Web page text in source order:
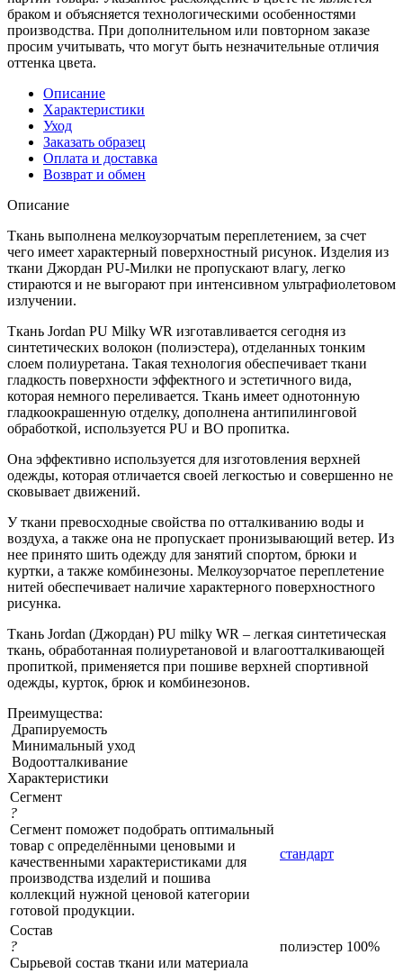
браком и объясняется технологическими особенностями
производства. При дополнительном или повторном заказе
просим учитывать, что могут быть незначительные отличия
оттенка цвета.
Описание
Характеристики
Уход
Заказать образец
Оплата и доставка
Возврат и обмен
Описание
Ткань выполнена мелкоузорчатым переплетением, за счет
чего имеет характерный поверхностный рисунок. Изделия из
ткани Джордан PU-Милки не пропускают влагу, легко
стираются и не выгорают при интенсивном ультрафиолетовом
излучении.
Ткань Jordan PU Milky WR изготавливается сегодня из
синтетических волокон (полиэстера), отделанных тонким
слоем полиуретана. Такая технология обеспечивает ткани
гладкость поверхности эффектного и эстетичного вида,
которая немного переливается. Ткань имеет однотонную
гладкоокрашенную отделку, дополнена антипилинговой
обработкой, используется PU и BO пропитка.
Она эффективно используется для изготовления верхней
одежды, которая отличается своей легкостью и совершенно не
сковывает движений.
У ткани превосходные свойства по отталкиванию воды и
воздуха, а также она не пропускает пронизывающий ветер. Из
нее принято шить одежду для занятий спортом, брюки и
куртки, а также комбинезоны. Мелкоузорчатое переплетение
нитей обеспечивает наличие характерного поверхностного
рисунка.
Ткань Jordan (Джордан) PU milky WR – легкая синтетическая
ткань, обработанная полиуретановой и влагоотталкивающей
пропиткой, применяется при пошиве верхней спортивной
одежды, курток, брюк и комбинезонов.
Преимущества:
Драпируемость
Минимальный уход
Водоотталкивание
Характеристики
Сегмент
?
Сегмент поможет подобрать оптимальный
товар с определёнными ценовыми и
качественными характеристиками для
производства изделий и пошива
коллекций нужной ценовой категории
готовой продукции.
стандарт
Состав
?
Сырьевой состав ткани или материала
полиэстер 100%